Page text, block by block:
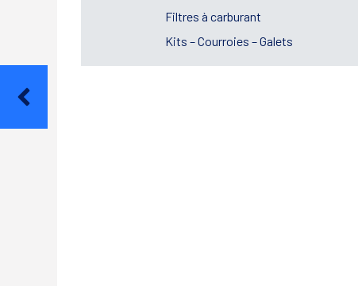
Filtres à carburant
Kits – Courroies – Galets